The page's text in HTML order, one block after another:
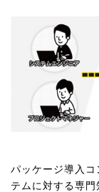
パッケージ導入
テムに対する専